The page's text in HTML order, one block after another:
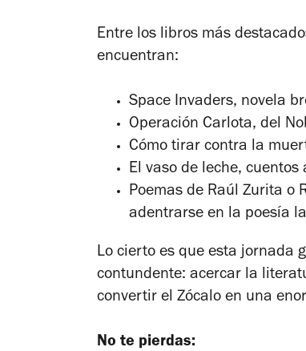
Entre los libros más
encuentran:
Space Invaders, novela
Operación Carlota, del
Cómo tirar contra la
El vaso de leche, cuentos
Poemas de Raúl Zurita o
adentrarse en la poesía
Lo cierto es que esta jornada
contundente: acercar la
convertir el Zócalo en una
No te pierdas: